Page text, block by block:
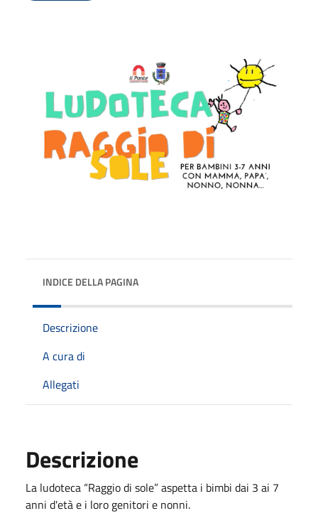
INDICE DELLA PAGINA
Descrizione
A cura di
Allegati
Descrizione
La ludoteca “Raggio di sole” aspetta i bimbi dai 3 ai 7
anni d'età e i loro genitori e nonni.